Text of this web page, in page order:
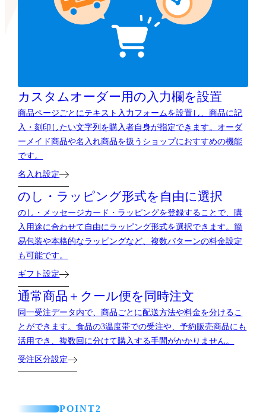
カスタムオーダー用の 入力欄を設置
商品ページごとにテキスト入力フォームを設置し、商品に記
入・刻印したい文字列を購入者自身が指定できます。オーダ
ーメイド商品や名入れ商品を扱うショップにおすすめの機能
です。
名入れ設定
のし・ラッピング形式を自由に選択
のし・メッセージカード・ラッピングを登録することで、購
入用途に合わせて自由にラッピング形式を選択できます。簡
易包装や本格的なラッピングなど、複数パターンの料金設定
も可能です。
ギフト設定
通常商品＋クール便を 同時注文
同一受注データ内で、商品ごとに配送方法や料金を分けるこ
とができます。食品の3温度帯での受注や、予約販売商品にも
活用でき、複数回に分けて購入する手間がかかりません。
受注区分設定
POINT2